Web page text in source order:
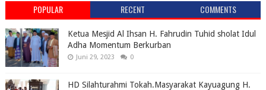
POPULAR RECENT COMMENTS
Ketua Mesjid Al Ihsan H. Fahrudin Tuhid sholat Idul
Adha Momentum Berkurban
Juni 29, 2023 0
HD Silahturahmi Tokah.Masyarakat Kayuagung H.